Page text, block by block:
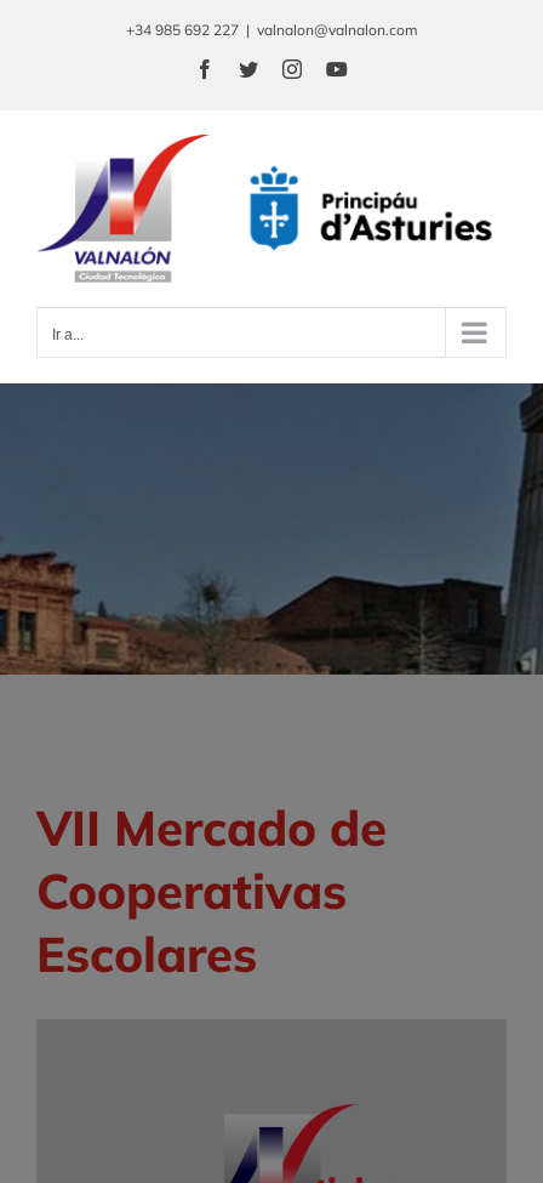
+34 985 692 227 | valnalon@valnalon.com
Facebook
TwitterInstagramYouTube
Ir a...
VII Mercado de
Cooperativas
Escolares